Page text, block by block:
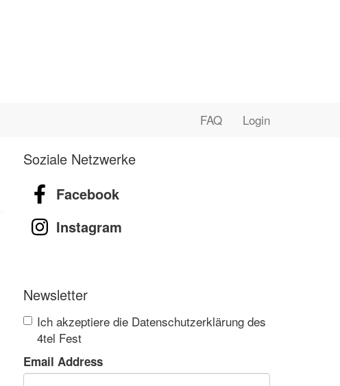
FAQ Login
Soziale Netzwerke
Facebook
Instagram
Newsletter
Ich akzeptiere die Datenschutzerklärung des
4tel Fest
Email Address